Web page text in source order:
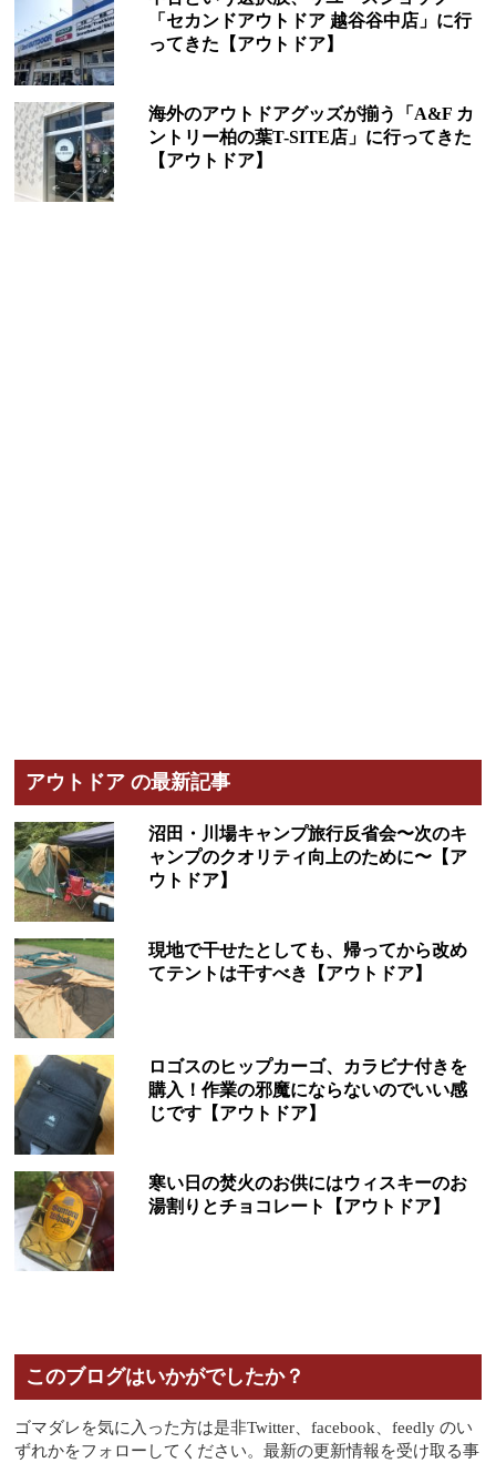
「セカンドアウトドア 越谷谷中店」に行
ってきた【アウトドア】
海外のアウトドアグッズが揃う「A&F カ
ントリー柏の葉T-SITE店」に行ってきた
【アウトドア】
アウトドア の最新記事
沼田・川場キャンプ旅行反省会〜次のキ
ャンプのクオリティ向上のために〜【ア
ウトドア】
現地で干せたとしても、帰ってから改め
てテントは干すべき【アウトドア】
ロゴスのヒップカーゴ、カラビナ付きを
購入！作業の邪魔にならないのでいい感
じです【アウトドア】
寒い日の焚火のお供にはウィスキーのお
湯割りとチョコレート【アウトドア】
このブログはいかがでしたか？
ゴマダレを気に入った方は是非Twitter、facebook、feedly のい
ずれかをフォローしてください。最新の更新情報を受け取る事